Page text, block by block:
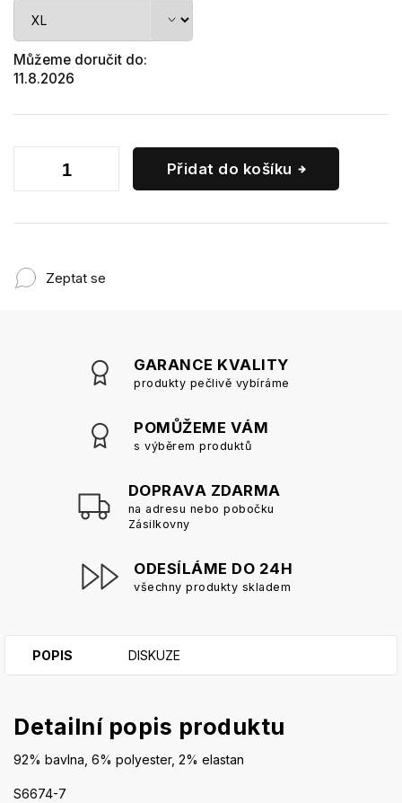
Můžeme doručit do:
11.8.2026
Přidat do košíku
Zeptat se
GARANCE KVALITY
produkty pečlivě vybíráme
POMŮŽEME VÁM
s výběrem produktů
DOPRAVA ZDARMA
na adresu nebo pobočku
Zásilkovny
ODESÍLÁME DO 24H
všechny produkty skladem
POPIS DISKUZE
Detailní popis produktu
92% bavlna, 6% polyester, 2% elastan
S6674-7